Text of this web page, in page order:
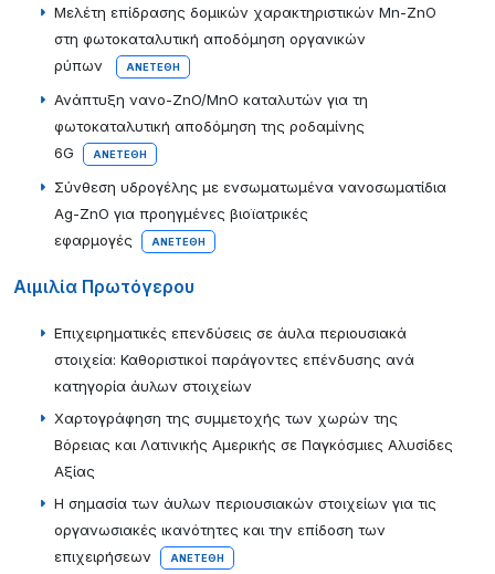
Μελέτη επίδρασης δομικών χαρακτηριστικών Mn-ZnO
στη φωτοκαταλυτική αποδόμηση οργανικών
ρύπων
ΑΝΕΤΈΘΗ
Ανάπτυξη νανο-ZnO/MnO καταλυτών για τη
φωτοκαταλυτική αποδόμηση της ροδαμίνης
6G
ΑΝΕΤΈΘΗ
Σύνθεση υδρογέλης με ενσωματωμένα νανοσωματίδια
Ag-ZnO για προηγμένες βιοϊατρικές
εφαρμογές
ΑΝΕΤΈΘΗ
Αιμιλία Πρωτόγερου
Επιχειρηματικές επενδύσεις σε άυλα περιουσιακά
στοιχεία: Καθοριστικοί παράγοντες επένδυσης ανά
κατηγορία άυλων στοιχείων
Χαρτογράφηση της συμμετοχής των χωρών της
Βόρειας και Λατινικής Αμερικής σε Παγκόσμιες Αλυσίδες
Αξίας
Η σημασία των άυλων περιουσιακών στοιχείων για τις
οργανωσιακές ικανότητες και την επίδοση των
επιχειρήσεων
ΑΝΕΤΈΘΗ